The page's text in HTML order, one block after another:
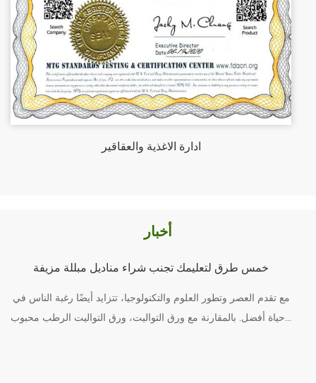
ادارة الاغذية والعقاقير
أخبار
خمس طرق لتعليمك تجنب شراء مناديل مبللة مزيفة
مع تقدم العصر وتطور العلوم والتكنولوجيا، تتزايد أيضًا رغبة الناس في
حياة أفضل. بالمقارنة مع ورق التواليت، ورق التواليت الرطب محبوب...